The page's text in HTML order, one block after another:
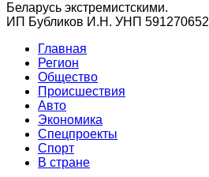
Беларусь экстремистскими.
ИП Бубликов И.Н. УНП 591270652
Главная
Регион
Общество
Происшествия
Авто
Экономика
Спецпроекты
Cпорт
В стране